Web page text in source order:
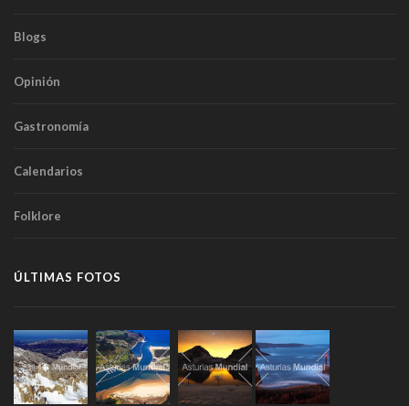
Blogs
Opinión
Gastronomía
Calendarios
Folklore
ÚLTIMAS FOTOS